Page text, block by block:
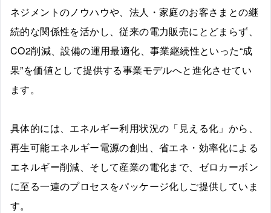
ネジメントのノウハウや、法人・家庭のお客さまとの継
続的な関係性を活かし、従来の電力販売にとどまらず、
CO2削減、設備の運用最適化、事業継続性といった“成
果”を価値として提供する事業モデルへと進化させてい
ます。
具体的には、エネルギー利用状況の「見える化」から、
再生可能エネルギー電源の創出、省エネ・効率化による
エネルギー削減、そして産業の電化まで、ゼロカーボン
に至る一連のプロセスをパッケージ化しご提供していま
す。